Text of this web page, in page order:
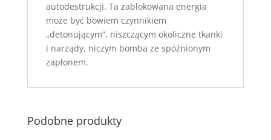
autodestrukcji. Ta zablokowana energia
może być bowiem czynnikiem
„detonującym”, niszczącym okoliczne tkanki
i narządy, niczym bomba ze spóźnionym
zapłonem.
Podobne produkty